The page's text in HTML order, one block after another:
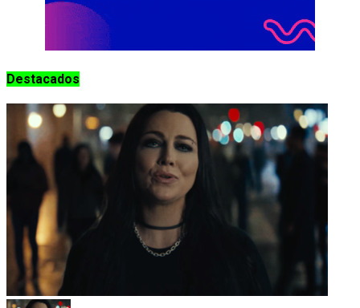
Destacados